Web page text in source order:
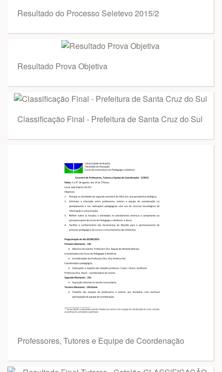
Resultado do Processo Seletevo 2015/2
Resultado Prova Objetiva
Classificação Final - Prefeitura de Santa Cruz do Sul
Professores, Tutores e Equipe de Coordenação